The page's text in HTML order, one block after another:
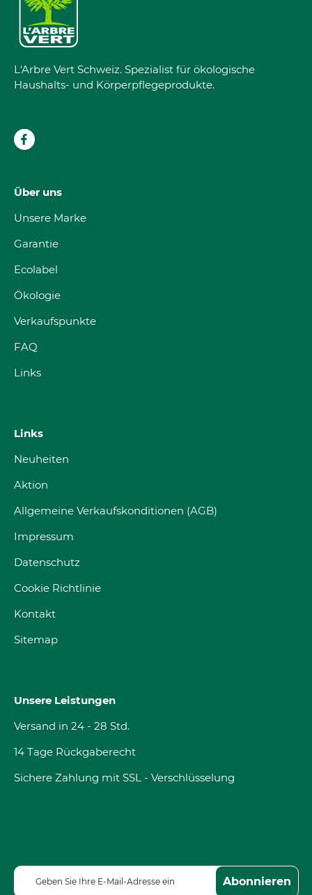
L'Arbre Vert Schweiz. Spezialist für ökologische
Haushalts- und Körperpflegeprodukte.
Über uns
Unsere Marke
Garantie
Ecolabel
Ökologie
Verkaufspunkte
FAQ
Links
Links
Neuheiten
Aktion
Allgemeine Verkaufskonditionen (AGB)
Impressum
Datenschutz
Cookie Richtlinie
Kontakt
Sitemap
Unsere Leistungen
Versand in 24 - 28 Std.
14 Tage Rückgaberecht
Sichere Zahlung mit SSL - Verschlüsselung
M
Abonnieren